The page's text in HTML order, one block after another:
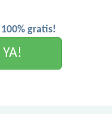
gratis!